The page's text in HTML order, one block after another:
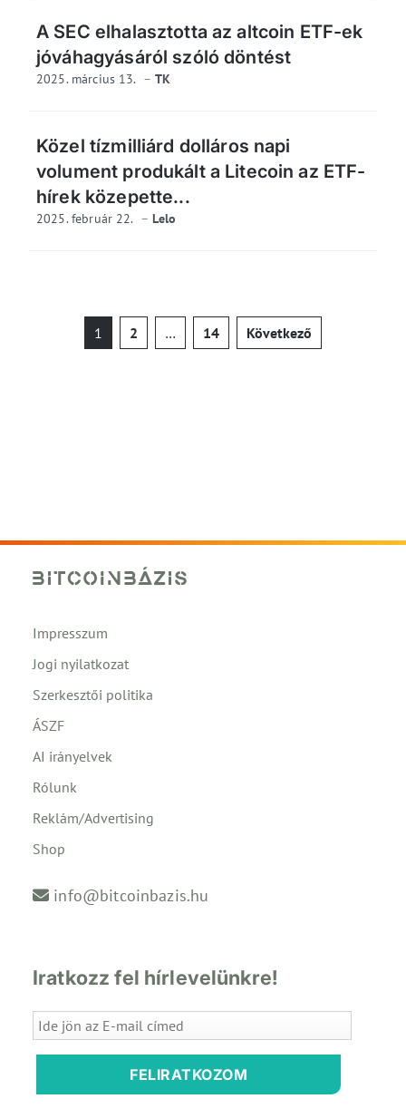
A SEC elhalasztotta az altcoin ETF-ek
jóváhagyásáról szóló döntést
2025. március 13. TK
Közel tízmilliárd dolláros napi
volument produkált a Litecoin az ETF-
hírek közepette...
2025. február 22. Lelo
Bejegyzések
lapozása
1 2 … 14 Következő
Impresszum
Jogi nyilatkozat
Szerkesztői politika
ÁSZF
AI irányelvek
Rólunk
Reklám/Advertising
Shop
info@bitcoinbazis.hu
Iratkozz fel hírlevelünkre!
FELIRATKOZOM